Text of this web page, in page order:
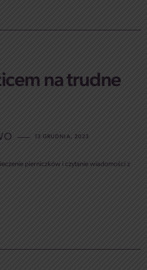
na trudne
13 GRUDNIA, 2023
pierniczków i czytanie wiadomości z